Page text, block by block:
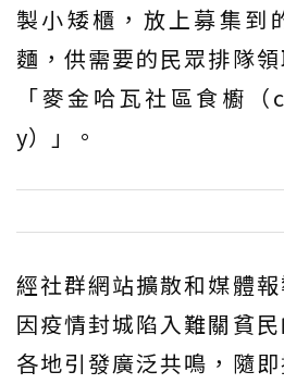
製小矮櫃，放上募集到
麵，供需要的民眾排隊
「麥金哈瓦社區食櫥
y）」。
經社群網站擴散和媒體
因疫情封城陷入難關貧
各地引發廣泛共鳴，隨